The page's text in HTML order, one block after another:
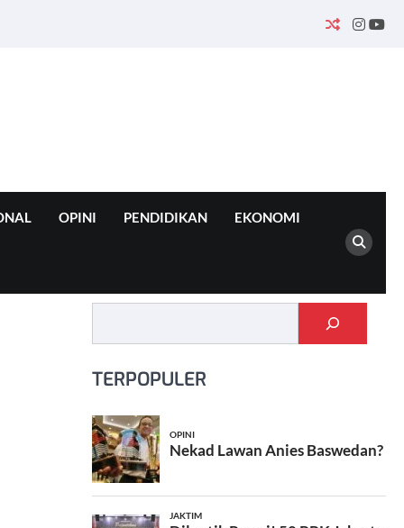
OPINI PENDIDIKAN EKONOMI
TERPOPULER